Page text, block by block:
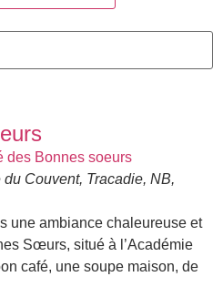
des Bonnes soeurs
du Couvent, Tracadie, NB,
une ambiance chaleureuse et
Sœurs, situé à l’Académie
café, une soupe maison, de